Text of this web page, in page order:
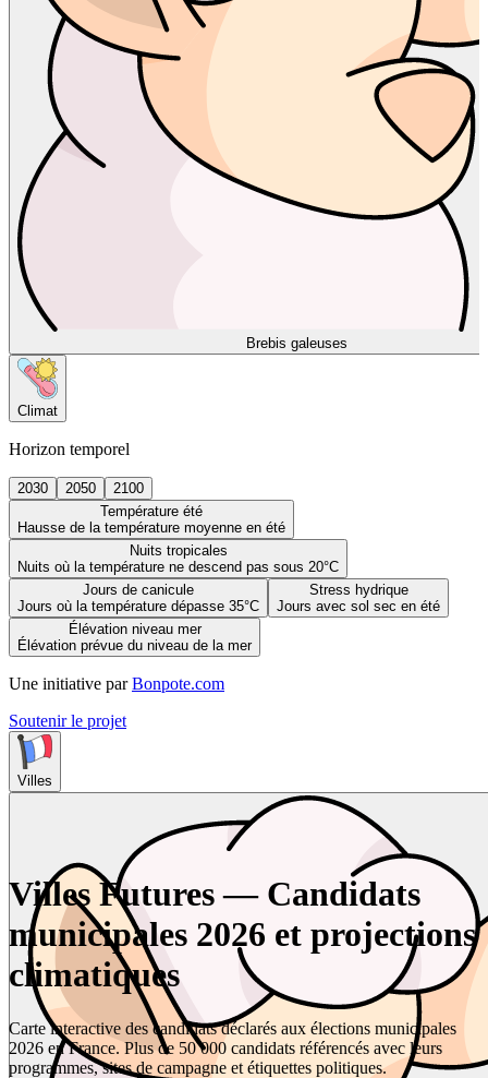
Brebis galeuses
Climat
Horizon temporel
2030 2050
2100
Température été
Hausse de la température moyenne en été
Nuits tropicales
Nuits où la température ne descend pas sous 20°C
Jours de canicule
Jours où la température dépasse 35°C
Stress hydrique
Jours avec sol sec en été
Élévation niveau mer
Élévation prévue du niveau de la mer
Une initiative par Bonpote.com
Soutenir le projet
Villes
Villes Futures — Candidats
municipales 2026 et projections
climatiques
Carte interactive des candidats déclarés aux élections municipales
2026 en France. Plus de 50 000 candidats référencés avec leurs
programmes, sites de campagne et étiquettes politiques.